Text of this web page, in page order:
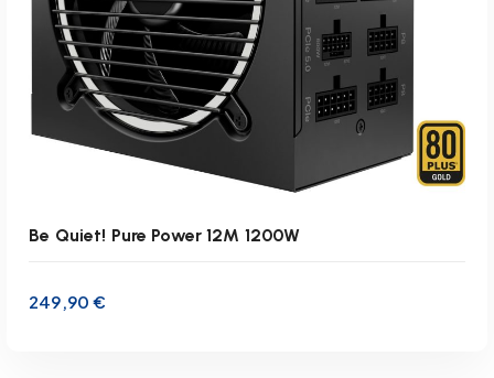
Be Quiet! Pure Power 12M 1200W
249,90€